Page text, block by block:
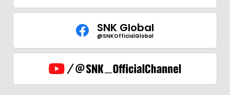
SNK Global
@SNKOfficialGlobal